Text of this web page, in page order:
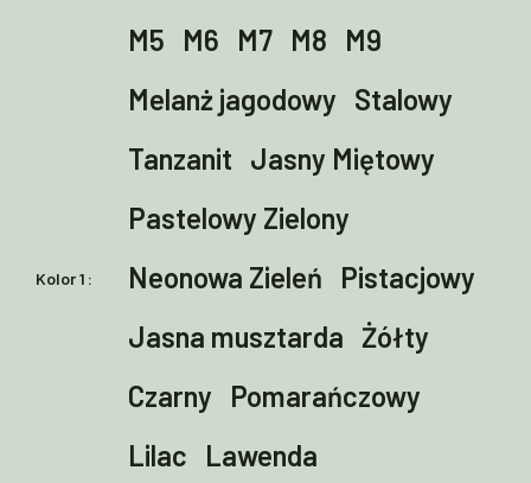
Kolor 1
M5
M6 M7 M8
M9
Melanż jagodowy Stalowy
Tanzanit Jasny Miętowy
Pastelowy Zielony
Neonowa Zieleń
Pistacjowy
Jasna musztarda Żółty
Czarny
Pomarańczowy
Lilac
Lawenda